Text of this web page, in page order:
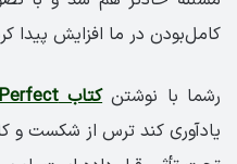
کامل‌بودن در ما افزایش پیدا
رشما با نوشتنکتاب Brave Not Perfect
یادآوری کند ترس‌ از شکست و